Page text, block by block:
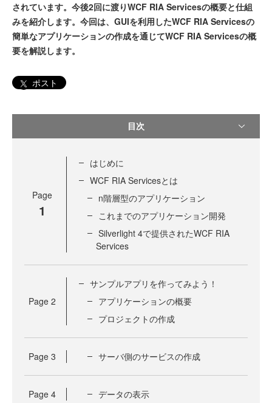
されています。今後2回に渡りWCF RIA Servicesの概要と仕組
みを紹介します。今回は、GUIを利用したWCF RIA Servicesの
簡単なアプリケーションの作成を通じてWCF RIA Servicesの概
要を解説します。
ポスト
目次
Page
1
はじめに
WCF RIA Servicesとは
n階層型のアプリケーション
これまでのアプリケーション開発
Silverlight 4で提供されたWCF RIA
Services
Page 2
サンプルアプリを作ってみよう！
アプリケーションの概要
プロジェクトの作成
Page 3 サーバ側のサービスの作成
Page 4 データの表示